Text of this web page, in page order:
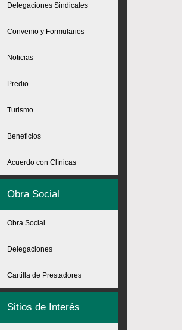
Delegaciones Sindicales
Convenio y Formularios
Noticias
Predio
Turismo
Beneficios
Acuerdo con Clínicas
Obra Social
Obra Social
Delegaciones
Cartilla de Prestadores
Sitios de Interés